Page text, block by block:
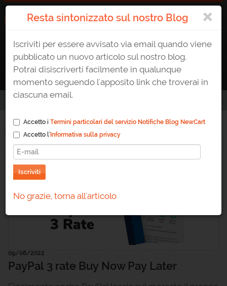
ATTIVA UN E-SHOP 0823 1765307 AREA CLIENTE
Pagamenti-a-rate
09/08/2022
PayPal 3 rate Buy Now Pay Later
×
Resta sintonizzato sul nostro Blog
Iscriviti per essere avvisato via email quando viene
pubblicato un nuovo articolo sul nostro blog.
Potrai disiscriverti facilmente in qualunque
momento seguendo l'apposito link che troverai in
ciascuna email.
Accetto i Termini particolari del servizio Notifiche Blog NewCart
Accetto l' Informativa sulla privacy
Iscriviti
No grazie, torna all'articolo